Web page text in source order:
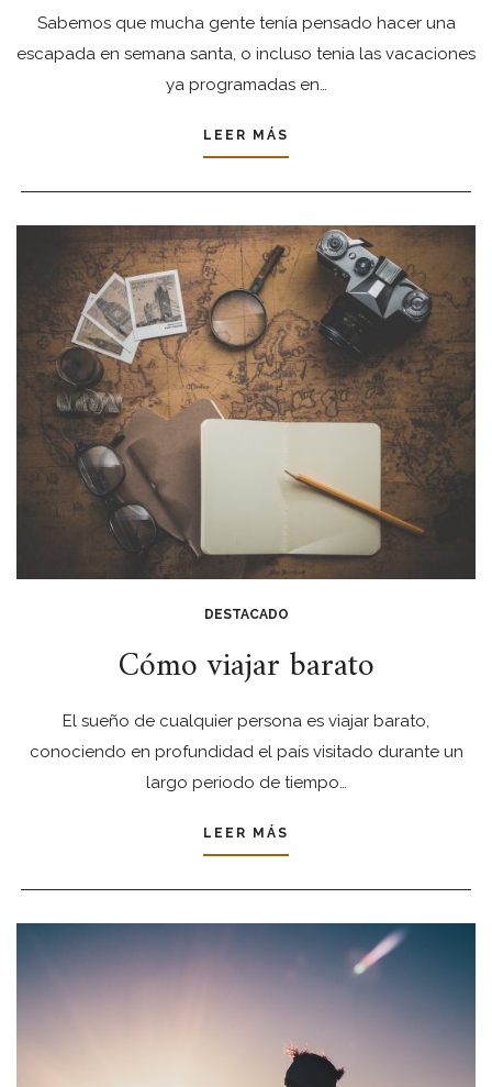
Sabemos que mucha gente tenía pensado hacer una
escapada en semana santa, o incluso tenia las vacaciones
ya programadas en…
LEER MÁS
DESTACADO
Cómo viajar barato
El sueño de cualquier persona es viajar barato,
conociendo en profundidad el país visitado durante un
largo periodo de tiempo…
LEER MÁS